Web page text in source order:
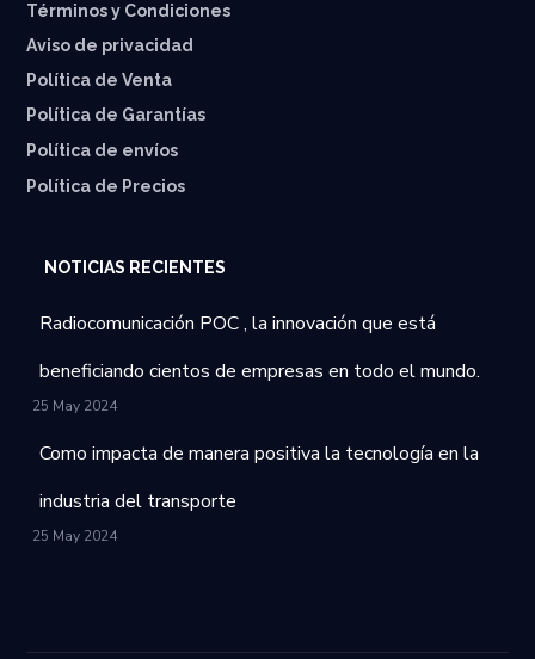
Términos y Condiciones
Aviso de privacidad
Política de Venta
Política de Garantías
⁠Política de envíos
Política de Precios
NOTICIAS RECIENTES
Radiocomunicación POC , la innovación que está
beneficiando cientos de empresas en todo el mundo.
25 May 2024
Como impacta de manera positiva la tecnología en la
industria del transporte
25 May 2024